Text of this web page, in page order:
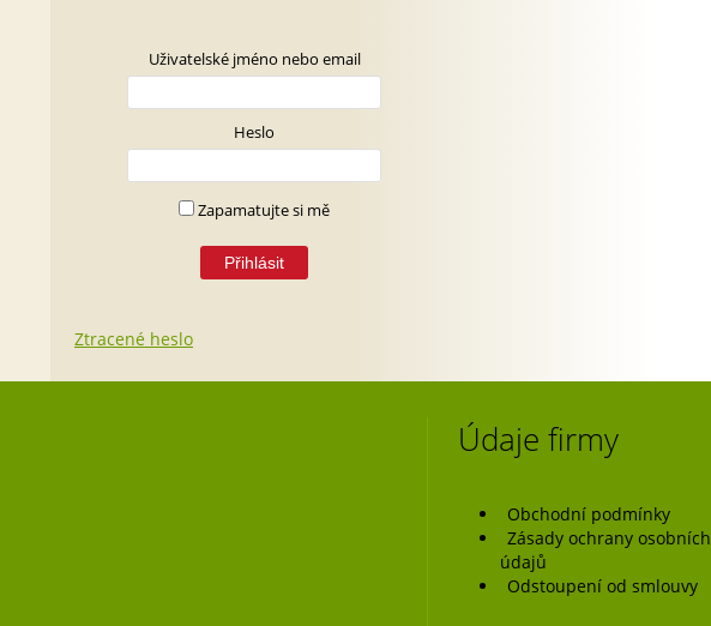
Uživatelské jméno nebo email
Heslo
Zapamatujte si mě
Ztracené heslo
Údaje firmy
Obchodní podmínky
Zásady ochrany osobních
údajů
Odstoupení od smlouvy